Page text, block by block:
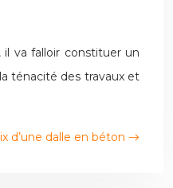
va falloir constituer un
ténacité des travaux et
d’une dalle en béton